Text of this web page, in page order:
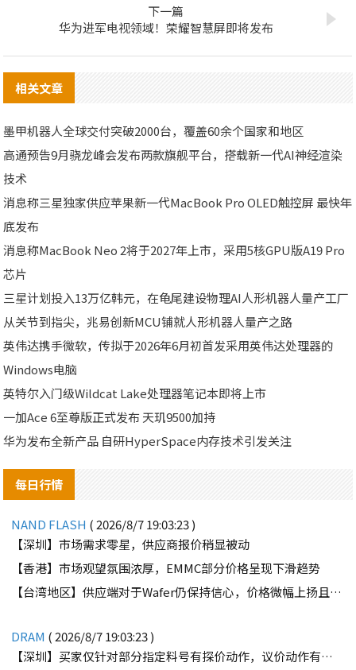
下一篇
华为进军电视领域！荣耀智慧屏即将发布
相关文章
墨甲机器人全球交付突破2000台，覆盖60余个国家和地区
高通预告9月骁龙峰会发布两款旗舰平台，搭载新一代AI神经渲染
技术
消息称三星独家供应苹果新一代MacBook Pro OLED触控屏 最快年
底发布
消息称MacBook Neo 2将于2027年上市，采用5核GPU版A19 Pro
芯片
三星计划投入13万亿韩元，在龟尾建设物理AI人形机器人量产工厂
从关节到指尖，兆易创新MCU铺就人形机器人量产之路
英伟达携手微软，传拟于2026年6月初首发采用英伟达处理器的
Windows电脑
英特尔入门级Wildcat Lake处理器笔记本即将上市
一加Ace 6至尊版正式发布 天玑9500加持
华为发布全新产品 自研HyperSpace内存技术引发关注
每日行情
NAND FLASH ( 2026/8/7 19:03:23 )
【深圳】市场需求零星，供应商报价稍显被动
【香港】市场观望氛围浓厚，EMMC部分价格呈现下滑趋势
【台湾地区】供应端对于Wafer仍保持信心，价格微幅上扬且惜售态度不变
DRAM ( 2026/8/7 19:03:23 )
【深圳】买家仅针对部分指定料号有探价动作，议价动作有所减少